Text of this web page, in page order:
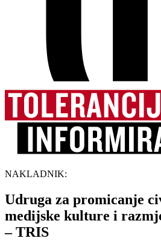
NAKLADNIK:
Udruga za promicanje
medijske kulture i
– TRIS